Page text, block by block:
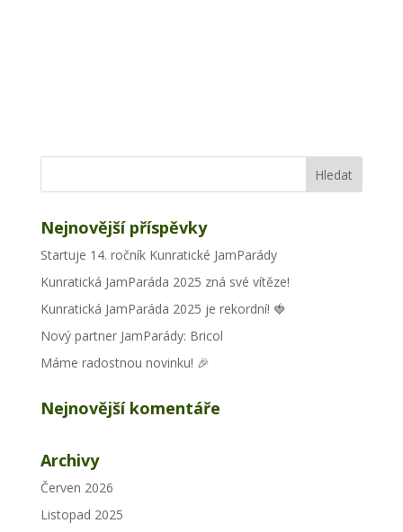
Nejnovější příspěvky
Startuje 14. ročník Kunratické JamParády
Kunratická JamParáda 2025 zná své vítěze!
Kunratická JamParáda 2025 je rekordní! 🍓
Nový partner JamParády: Bricol
Máme radostnou novinku! 🎉
Nejnovější komentáře
Archivy
Červen 2026
Listopad 2025